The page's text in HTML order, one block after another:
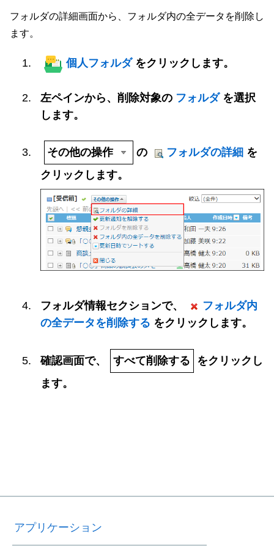
フォルダの詳細画面から、フォルダ内の全データを削除し
ます。
個人フォルダ をクリックします。
左ペインから、削除対象の フォルダ を選択
します。
その他の操作 の フォルダの詳細 を
クリックします。
フォルダ情報セクションで、
フォルダ内
の全データを削除する をクリックします。
確認画面で、 すべて削除する
をクリックし
ます。
アプリケーション